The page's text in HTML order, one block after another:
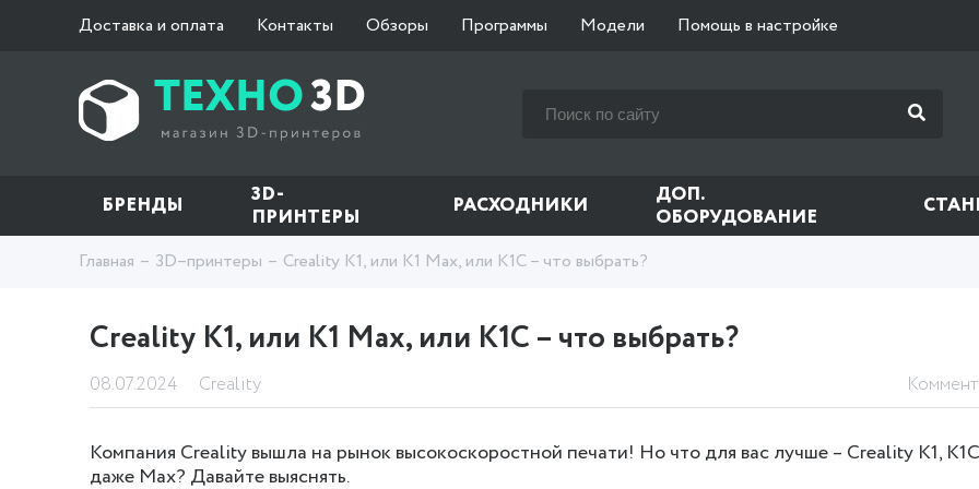
Доставка и оплата Контакты Обзоры Программы Модели Помощь в настройке
БРЕНДЫ
3D-
ПРИНТЕРЫ
РАСХОДНИКИ
ДОП.
ОБОРУДОВАНИЕ
Главная 3D–принтеры Creality K1, или K1 Max, или K1C – что выбрать?
Creality K1, или K1 Max, или K1C – что выбрать?
08.07.2024 Creality
Компания Creality вышла на рынок высокоскоростной печати! Но что для вас лучше – Creality K1,
даже Max? Давайте выяснять.